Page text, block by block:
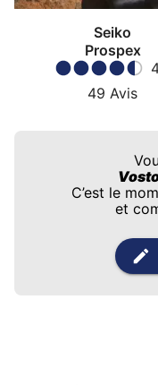
Seiko
Prospex
49 Avis
C’est le
et